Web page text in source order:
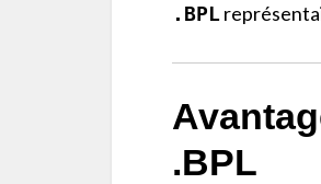
.BPL
.BPL